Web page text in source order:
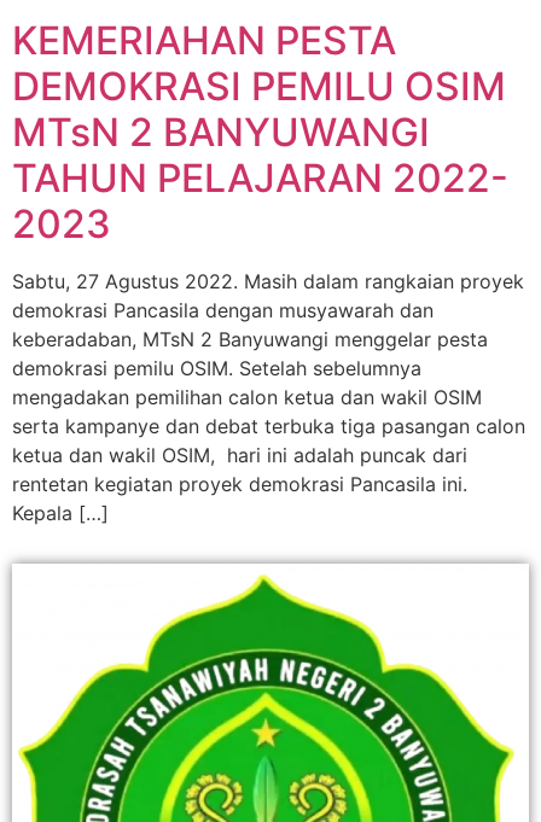
KEMERIAHAN PESTA
DEMOKRASI PEMILU OSIM
MTsN 2 BANYUWANGI
TAHUN PELAJARAN 2022-
2023
Sabtu, 27 Agustus 2022. Masih dalam rangkaian proyek
demokrasi Pancasila dengan musyawarah dan
keberadaban, MTsN 2 Banyuwangi menggelar pesta
demokrasi pemilu OSIM. Setelah sebelumnya
mengadakan pemilihan calon ketua dan wakil OSIM
serta kampanye dan debat terbuka tiga pasangan calon
ketua dan wakil OSIM, hari ini adalah puncak dari
rentetan kegiatan proyek demokrasi Pancasila ini.
Kepala […]